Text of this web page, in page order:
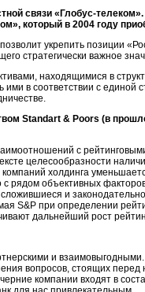
связи «Глобус-телеком»
который в 2004 году
позволит укрепить позиции
стратегически важное
находящимися в
в соответствии с единой
Standart & Poors (в
с
целесообразности
холдинга
рядом объективных
и
S&P при определении
дальнейший рост
и
вопросов, стоящих перед
компании входят в